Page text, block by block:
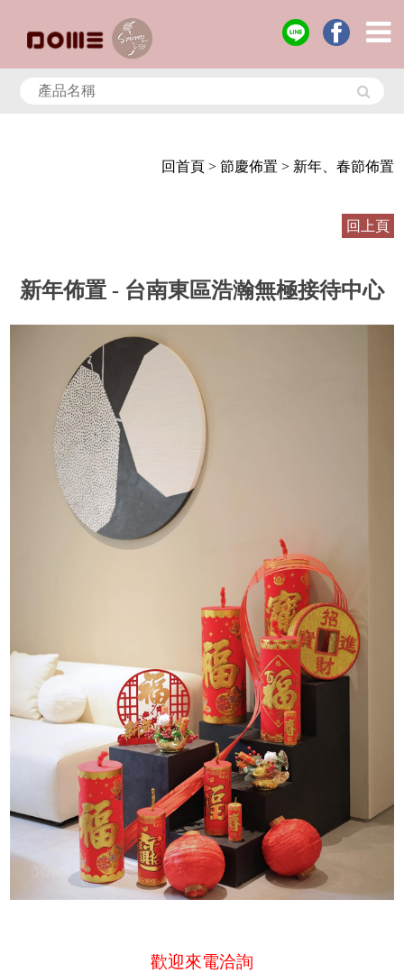
回首頁 > 節慶佈置 > 新年、春節佈置
回上頁
新年佈置 - 台南東區浩瀚無極接待中心
歡迎來電洽詢